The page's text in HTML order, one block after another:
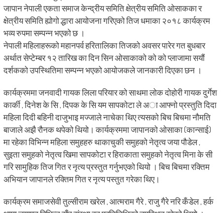
जापान नेपाली एकता समाज केन्द्रीय समिति क्षेत्रीय समिति ओसाकका र
क्षेत्रीय समिति ह्योगो द्धारा आयोजना गरिएको तिज धमाका २०१८ कार्यक्रम
भव्य रुपमा सम्पन्न भएको छ ।
नेपाली महिलाहरूको महानपर्व हरितालिका तिजको अवसर पारेर गत बुधबार
अर्थात सेप्टेम्बर १२ तारिख का दिन सिन ओसाकाको को को प्लाजामा सयौं
दर्शकको उपस्थितिमा सम्पन्न भएको आयोजकले जानकारी दिएका छन ।
कार्यक्रममा जनवादी गायक लिला परियार को साथमा लोक दोहोरी गायक दुर्गेश
कार्की , दिनेश के सि , दिपक के सि यम सापकोटा ले अा आफ्नो प्रस्तुति दिदा
महिला दिदी बहिनी दाजुभाइ मज्जाले नाचेका थिए त्यसको बिच बिचमा नौमति
बाजाले अझै रौनक थपेको थियो। कार्यक्रममा जापानको ओसाका (कान्साई)
मा रहेका विभिन्न महिला समुहहरु थाकाचुकी समुहको नेतृत्व जया पौडेल ,
सुइता समुहको नेतृत्व खिमा सापकोटा र हिराकाता समुहको नेतृत्व मिना के सी
गरि सामुहिक तिज गित र नृत्य प्रस्तुत गर्नुभएको थियो । बिच बिचमा रक्तिम
अभियान जापानले रक्तिम गित र नृत्य पस्तुत गरेका थिए।
कार्यक्रम समाजसेवी तुल्सीराम खरेल , आत्मराम गैरे , राजु गैरे नरि कँडेल , हर्क